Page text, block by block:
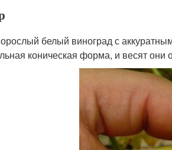
белый виноград с
коническая форма, и весят они